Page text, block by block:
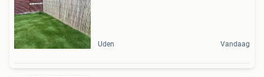
Uden Vandaag